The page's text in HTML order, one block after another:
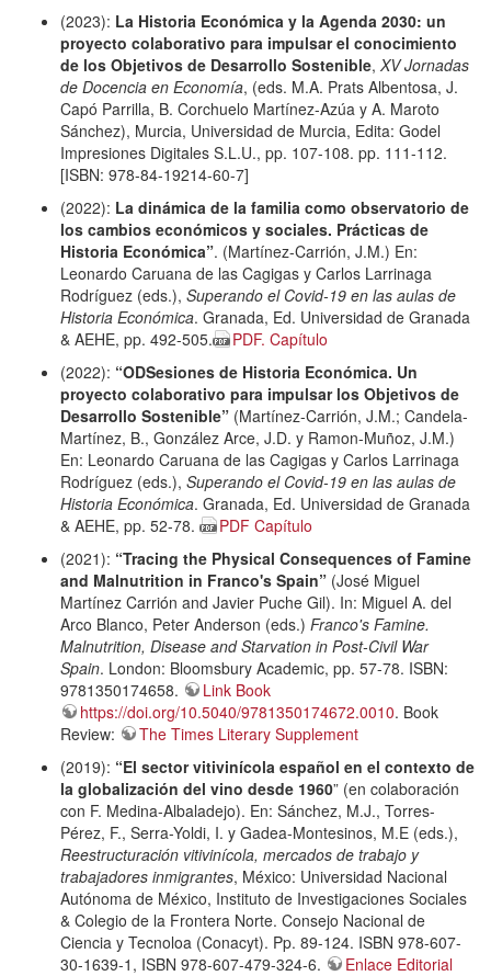
(2023): La Historia Económica y la Agenda 2030: un
proyecto colaborativo para impulsar el conocimiento
de los Objetivos de Desarrollo Sostenible, XV Jornadas
de Docencia en Economía, (eds. M.A. Prats Albentosa, J.
Capó Parrilla, B. Corchuelo Martínez-Azúa y A. Maroto
Sánchez), Murcia, Universidad de Murcia, Edita: Godel
Impresiones Digitales S.L.U., pp. 107-108. pp. 111-112.
[ISBN: 978-84-19214-60-7]
(2022): La dinámica de la familia como observatorio de
los cambios económicos y sociales. Prácticas de
Historia Económica”. (Martínez-Carrión, J.M.) En:
Leonardo Caruana de las Cagigas y Carlos Larrinaga
Rodríguez (eds.), Superando el Covid-19 en las aulas de
Historia Económica. Granada, Ed. Universidad de Granada
& AEHE, pp. 492-505.
PDF. Capítulo
(2022): “ODSesiones de Historia Económica. Un
proyecto colaborativo para impulsar los Objetivos de
Desarrollo Sostenible” (Martínez-Carrión, J.M.; Candela-
Martínez, B., González Arce, J.D. y Ramon-Muñoz, J.M.)
En: Leonardo Caruana de las Cagigas y Carlos Larrinaga
Rodríguez (eds.), Superando el Covid-19 en las aulas de
Historia Económica. Granada, Ed. Universidad de Granada
& AEHE, pp. 52-78.
PDF Capítulo
(2021): “Tracing the Physical Consequences of Famine
and Malnutrition in Franco's Spain” (José Miguel
Martínez Carrión and Javier Puche Gil). In: Miguel A. del
Arco Blanco, Peter Anderson (eds.) Franco's Famine.
Malnutrition, Disease and Starvation in Post-Civil War
Spain. London: Bloomsbury Academic, pp. 57-78. ISBN:
9781350174658.
Link Book
https://doi.org/10.5040/9781350174672.0010. Book
Review:
The Times Literary Supplement
(2019): “El sector vitivinícola español en el contexto de
la globalización del vino desde 1960” (en colaboración
con F. Medina-Albaladejo). En: Sánchez, M.J., Torres-
Pérez, F., Serra-Yoldi, I. y Gadea-Montesinos, M.E (eds.),
Reestructuración vitivinícola, mercados de trabajo y
trabajadores inmigrantes, México: Universidad Nacional
Autónoma de México, Instituto de Investigaciones Sociales
& Colegio de la Frontera Norte. Consejo Nacional de
Ciencia y Tecnoloa (Conacyt). Pp. 89-124. ISBN 978-607-
30-1639-1, ISBN 978-607-479-324-6.
Enlace Editorial